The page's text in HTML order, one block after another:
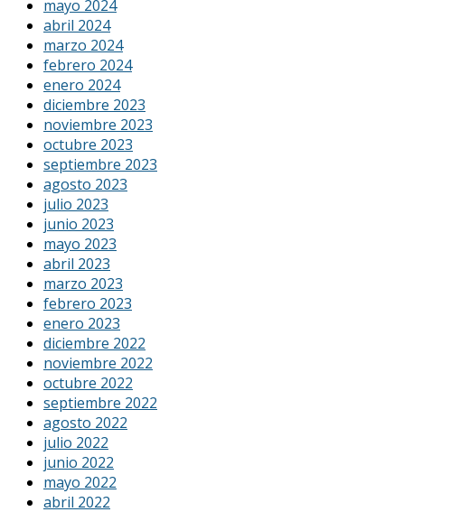
mayo 2024
abril 2024
marzo 2024
febrero 2024
enero 2024
diciembre 2023
noviembre 2023
octubre 2023
septiembre 2023
agosto 2023
julio 2023
junio 2023
mayo 2023
abril 2023
marzo 2023
febrero 2023
enero 2023
diciembre 2022
noviembre 2022
octubre 2022
septiembre 2022
agosto 2022
julio 2022
junio 2022
mayo 2022
abril 2022